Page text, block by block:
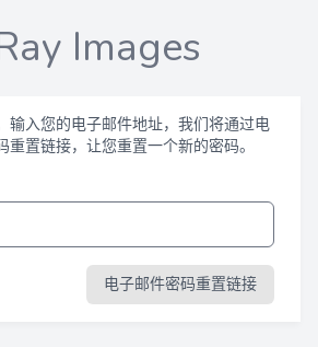
Images
输入您的电子邮件地址，我们将通过电
置链接，让您重置一个新的密码。
电子邮件密码重置链接